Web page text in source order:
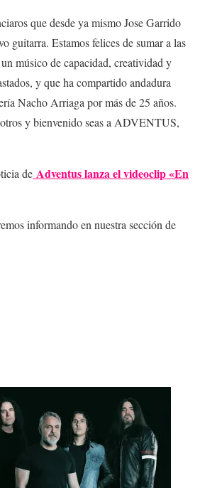
que desde ya mismo Jose Garrido
guitarra. Estamos felices de sumar a las
músico de capacidad, creatividad y
y que ha compartido andadura
Nacho Arriaga por más de 25 años.
y bienvenido seas a ADVENTUS,
de Adventus lanza el videoclip «En
informando en nuestra sección de